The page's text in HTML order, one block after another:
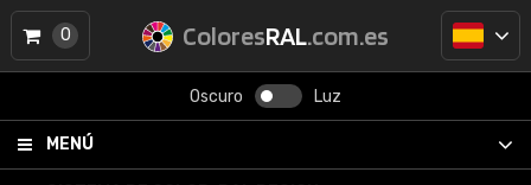
ColoresRAL.com.es
Oscuro Luz
MENÚ
0